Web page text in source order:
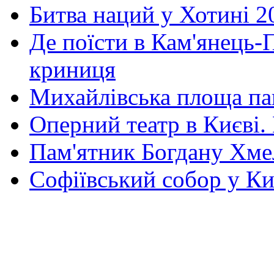
Битва наций у Хотині
Де поїсти в Кам'янець-
криниця
Михайлівська площа
Оперний театр в
Пам'ятник Богдану
Софіївський собор у